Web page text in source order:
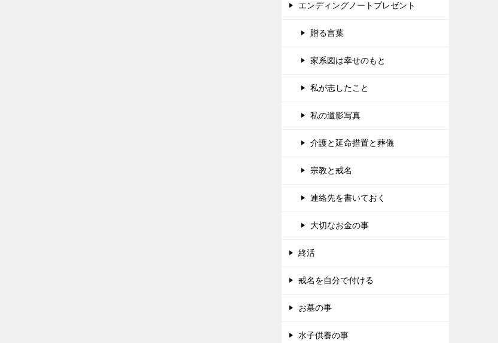
エンディングノートプレゼント
贈る言葉
家系図は幸せのもと
私が志したこと
私の遺影写真
介護と延命措置と葬儀
宗教と戒名
連絡先を書いておく
大切なお金の事
終活
戒名を自分で付ける
お墓の事
水子供養の事